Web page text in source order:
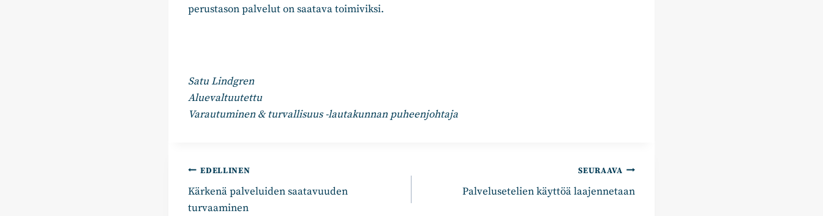
perustason palvelut on saatava toimiviksi.
Satu Lindgren
Aluevaltuutettu
Varautuminen & turvallisuus -lautakunnan puheenjohtaja
Artikkelien
selaus
EDELLINEN
Kärkenä palveluiden saatavuuden
turvaaminen
SEURAAVA
Palvelusetelien käyttöä laajennetaan